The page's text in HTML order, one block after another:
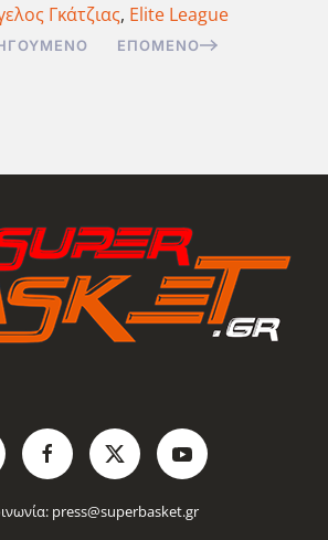
Γκάτζιας, Elite League
ΕΠΌΜΕΝΟ
press@superbasket.gr